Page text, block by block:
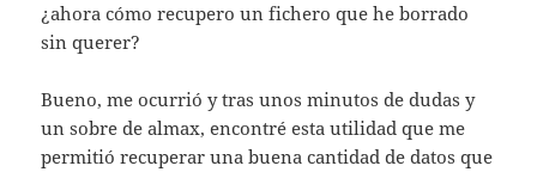
¿ahora cómo recupero un fichero que he borrado
sin querer?
Bueno, me ocurrió y tras unos minutos de dudas y
un sobre de almax, encontré esta utilidad que me
permitió recuperar una buena cantidad de datos que